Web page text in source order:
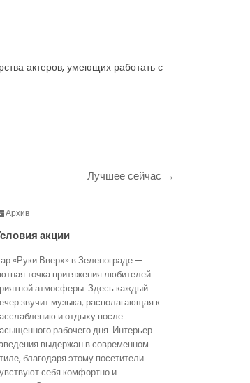
актеров, умеющих работать с
Лучшее сейчас →
Архив
акции
«Руки Вверх» в Зеленограде —
точка притяжения любителей
атмосферы. Здесь каждый
звучит музыка, располагающая к
и отдыху после
рабочего дня. Интерьер
выдержан в современном
благодаря этому посетители
себя комфортно и